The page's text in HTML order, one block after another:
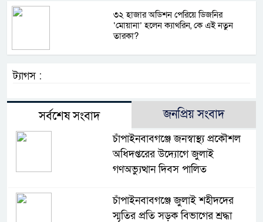
৩২ হাজার অডিশন পেরিয়ে ডিজনির
‘মোয়ানা’ হলেন ক্যাথরিন, কে এই নতুন
তারকা?
ট্যাগস :
সর্বশেষ সংবাদ জনপ্রিয় সংবাদ
চাঁপাইনবাবগঞ্জে জনস্বাস্থ্য প্রকৌশল
অধিদপ্তরের উদ্যোগে জুলাই
গণঅভ্যুত্থান দিবস পালিত
চাঁপাইনবাবগঞ্জে জুলাই শহীদদের
স্মৃতির প্রতি সড়ক বিভাগের শ্রদ্ধা